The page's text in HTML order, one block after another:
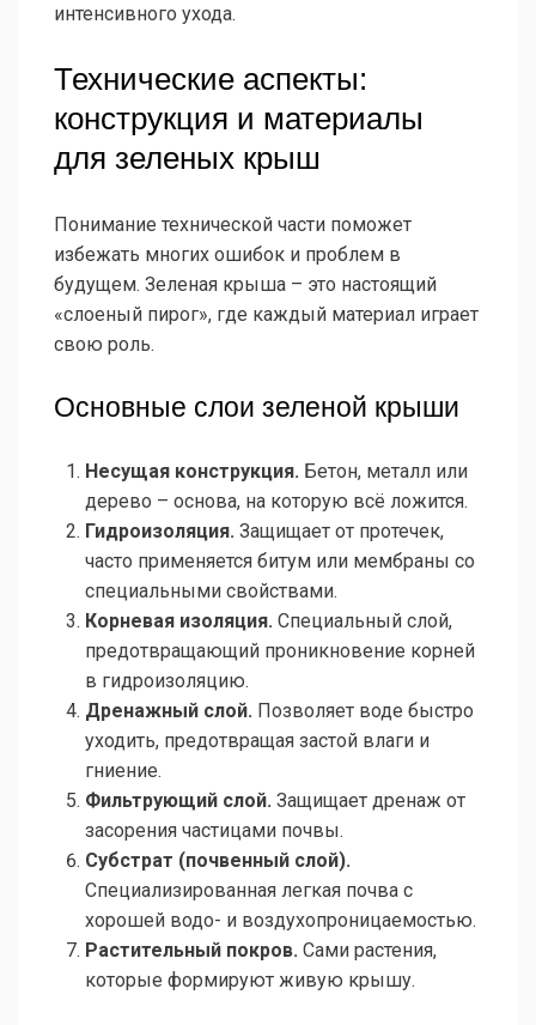
интенсивного ухода.
Технические аспекты:
конструкция и материалы
для зеленых крыш
Понимание технической части поможет
избежать многих ошибок и проблем в
будущем. Зеленая крыша – это настоящий
«слоеный пирог», где каждый материал играет
свою роль.
Основные слои зеленой крыши
Несущая конструкция. Бетон, металл или
дерево – основа, на которую всё ложится.
Гидроизоляция. Защищает от протечек,
часто применяется битум или мембраны со
специальными свойствами.
Корневая изоляция. Специальный слой,
предотвращающий проникновение корней
в гидроизоляцию.
Дренажный слой. Позволяет воде быстро
уходить, предотвращая застой влаги и
гниение.
Фильтрующий слой. Защищает дренаж от
засорения частицами почвы.
Субстрат (почвенный слой).
Специализированная легкая почва с
хорошей водо- и воздухопроницаемостью.
Растительный покров. Сами растения,
которые формируют живую крышу.